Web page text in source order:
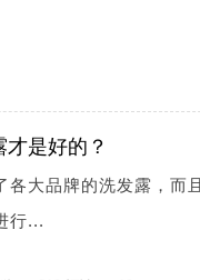
是好的？
各大品牌的洗发露，而
行...